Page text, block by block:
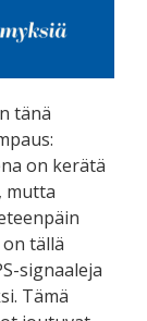
tänä
on kerätä
mutta
tällä
signaaleja
Tämä